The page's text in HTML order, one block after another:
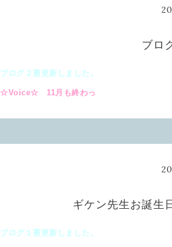
ブロ
ブログ２憲更新しました。
☆Voice☆ 11月も終わっ
ギケン先生お誕生
ブログ１憲更新しました。